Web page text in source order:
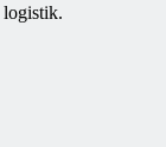
logistik.